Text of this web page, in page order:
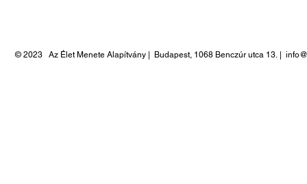
© 2023 Az Élet Menete Alapítvány | Budapest, 1068 Benczúr utca 13.|